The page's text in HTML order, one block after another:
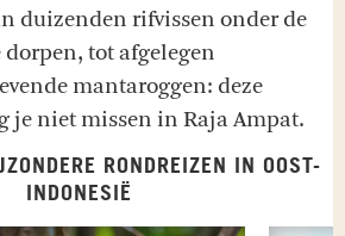
duizenden rifvissen onder de
tot afgelegen
mantaroggen: deze
je niet missen in Raja Ampat.
RONDREIZEN IN OOST-
INDONESIË